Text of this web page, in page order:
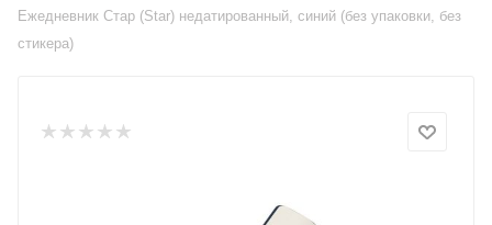
Ежедневник Стар (Star) недатированный, синий (без упаковки, без
стикера)